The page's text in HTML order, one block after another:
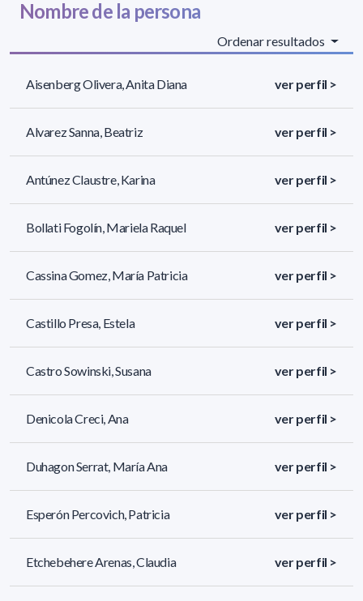
Nombre de la persona
Ordenar resultados
Aisenberg Olivera, Anita Diana ver perfil >
Alvarez Sanna, Beatriz ver perfil >
Antúnez Claustre, Karina ver perfil >
Bollati Fogolín, Mariela Raquel ver perfil >
Cassina Gomez, María Patricia ver perfil >
Castillo Presa, Estela ver perfil >
Castro Sowinski, Susana ver perfil >
Denicola Creci, Ana ver perfil >
Duhagon Serrat, María Ana ver perfil >
Esperón Percovich, Patricia ver perfil >
Etchebehere Arenas, Claudia ver perfil >